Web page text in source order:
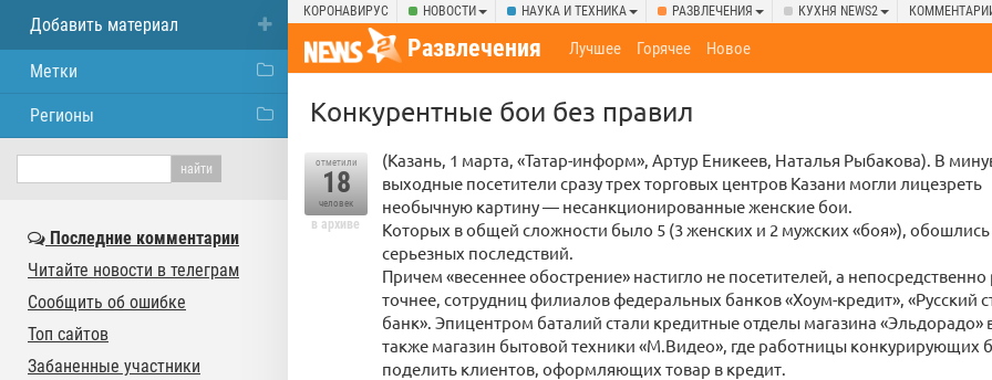
КОРОНАВИРУС НОВОСТИ НАУКА И ТЕХНИКА РАЗВЛЕЧЕНИЯ КУХНЯ NEWS2
Развлечения Лучшее Горячее Новое
Конкурентные бои без правил
отметили
18
человек
в архиве
(Казань, 1 марта, «Татар-информ», Артур Еникеев, Наталья Рыбакова). В
выходные посетители сразу трех торговых центров Казани могли лицезреть
необычную картину — несанкционированные женские бои.
Которых в общей сложности было 5 (3 женских и 2 мужских «боя»), обошлись
серьезных последствий.
Причем «весеннее обострение» настигло не посетителей, а
точнее, сотрудниц филиалов федеральных банков «Хоум-кредит», «Русский
банк». Эпицентром баталий стали кредитные отделы магазина «Эльдорадо»
также магазин бытовой техники «М.Видео», где работницы конкурирующих
поделить клиентов, оформляющих товар в кредит.
Добавить материал
Метки
Регионы
Последние комментарии
Читайте новости в телеграм
Сообщить об ошибке
Топ сайтов
Забаненные участники